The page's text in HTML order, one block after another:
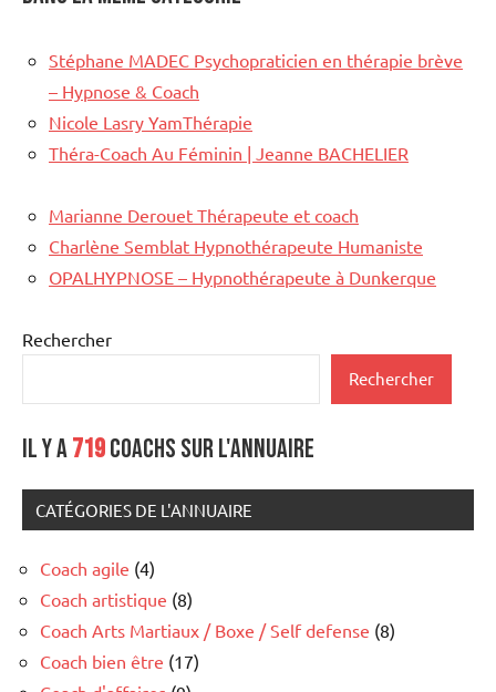
Stéphane MADEC Psychopraticien en thérapie brève
– Hypnose & Coach
Nicole Lasry YamThérapie
Théra-Coach Au Féminin | Jeanne BACHELIER
Marianne Derouet Thérapeute et coach
Charlène Semblat Hypnothérapeute Humaniste
OPALHYPNOSE – Hypnothérapeute à Dunkerque
Rechercher
Rechercher
Il y a719coachs sur l'annuaire
CATÉGORIES DE L'ANNUAIRE
Coach agile (4)
Coach artistique (8)
Coach Arts Martiaux / Boxe / Self defense (8)
Coach bien être (17)